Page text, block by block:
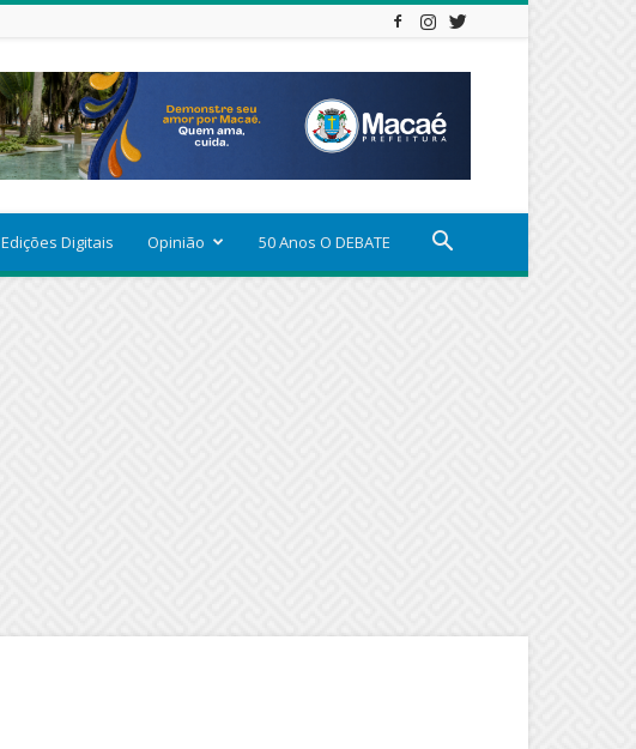
Edições Digitais Opinião 50 Anos O DEBATE